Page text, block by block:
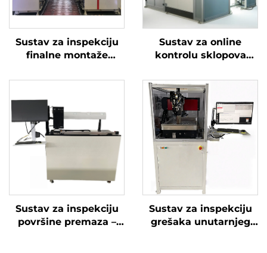
Sustav za inspekciju
finalne montaže
Sustav za online
kontrolu sklopova
Sustav za inspekciju
površine premaza –
Sustav za inspekciju
grešaka unutarnjeg